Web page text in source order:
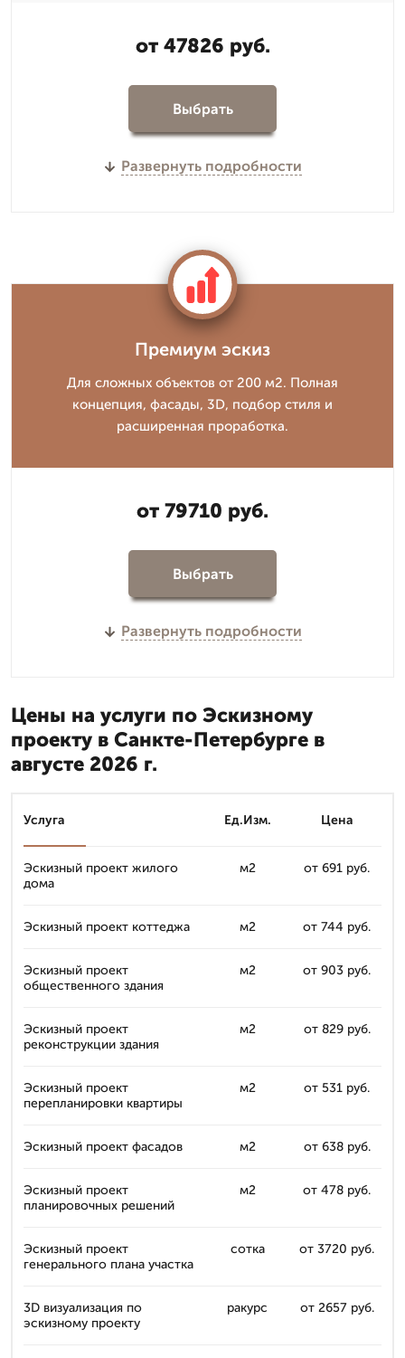
от 47826 руб.
Выбрать
Развернуть подробности
Премиум эскиз
Для сложных объектов от 200 м2. Полная
концепция, фасады, 3D, подбор стиля и
расширенная проработка.
от 79710 руб.
Выбрать
Развернуть подробности
Цены на услуги по Эскизному
проекту в Санкте-Петербурге в
августе 2026 г.
Услуга Ед.Изм. Цена
Эскизный проект жилого
дома
м2 от 691 руб.
Эскизный проект коттеджа м2 от 744 руб.
Эскизный проект
общественного здания
м2 от 903 руб.
Эскизный проект
реконструкции здания
м2 от 829 руб.
Эскизный проект
перепланировки квартиры
м2 от 531 руб.
Эскизный проект фасадов м2 от 638 руб.
Эскизный проект
планировочных решений
м2 от 478 руб.
Эскизный проект
генерального плана участка
сотка от 3720 руб.
3D визуализация по
эскизному проекту
ракурс от 2657 руб.